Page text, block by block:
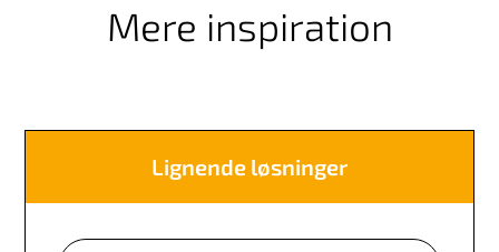
Mere inspiration
Lignende løsninger